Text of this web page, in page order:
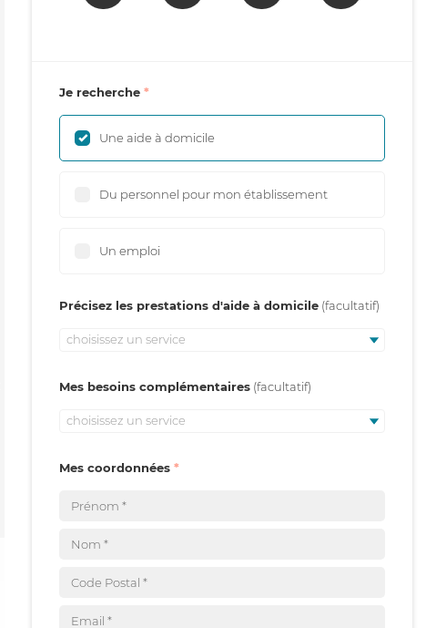
Je recherche
Une aide à domicile
Du personnel pour mon établissement
Un emploi
Précisez les prestations d'aide à domicile
choisissez un service
Mes besoins complémentaires
choisissez un service
Mes coordonnées